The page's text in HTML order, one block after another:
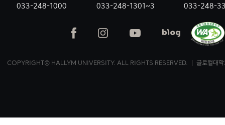
033-248-1000 033-248-1301~3 033-248-
COPYRIGHT© HALLYM UNIVERSITY. ALL RIGHTS RESERVED. ｜ 글로컬대